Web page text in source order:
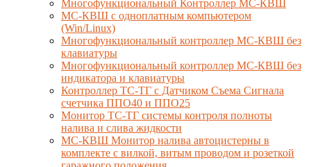
Многофункциональный Контроллер МС-КВШ
МС-КВШ с одноплатным компьютером
(Win/Linux)
Многофункциональный контроллер МС-КВШ без
клавиатуры
Многофункциональный контроллер МС-КВШ без
индикатора и клавиатуры
Контроллер ТС-ТГ с Датчиком Съема Сигнала
счетчика ППО40 и ППО25
Монитор ТС-ТГ системы контроля полноты
налива и слива жидкости
МС-КВШ Монитор налива автоцистерны в
комплекте с вилкой, витым проводом и розеткой